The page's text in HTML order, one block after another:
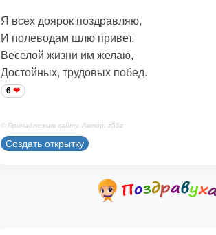
Я всех доярок поздравляю,
И полеводам шлю привет.
Веселой жизни им желаю,
Достойных, трудовых побед.
6
© Принадлежит сайту. Автор: z55z
Создать открытку